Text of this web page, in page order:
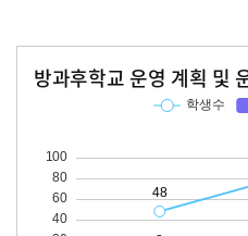
방과후학교 운영 계획 및